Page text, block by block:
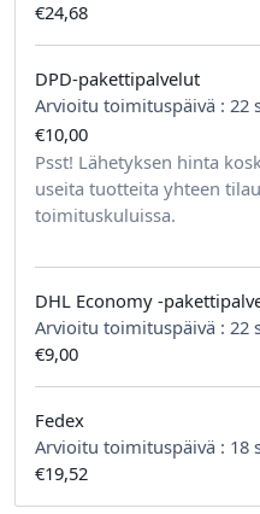
€24,68
DPD-pakettipalvelut
Arvioitu toimituspäivä : 22
€10,00
Psst! Lähetyksen hinta
useita tuotteita yhteen
toimituskuluissa.
DHL Economy -
Arvioitu toimituspäivä : 22
€9,00
Fedex
Arvioitu toimituspäivä : 18
€19,52